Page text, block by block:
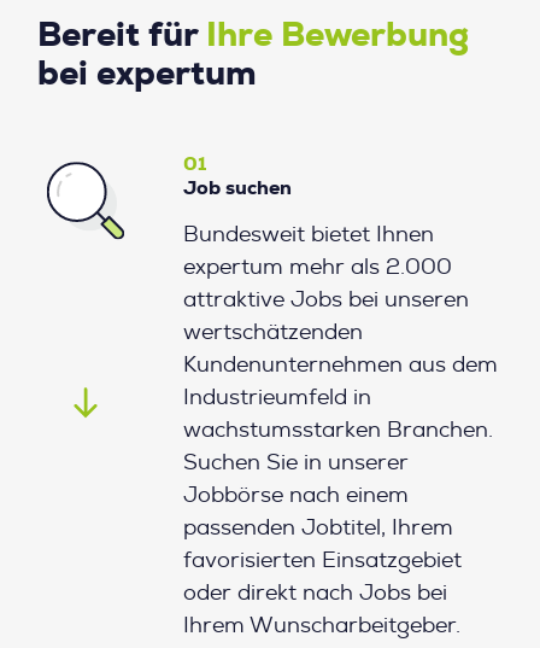
Bereit für
Ihre Bewerbung
bei expertum
01
Job suchen
Bundesweit bietet Ihnen
expertum mehr als 2.000
attraktive Jobs bei unseren
wertschätzenden
Kundenunternehmen aus dem
Industrieumfeld in
wachstumsstarken Branchen.
Suchen Sie in unserer
Jobbörse nach einem
passenden Jobtitel, Ihrem
favorisierten Einsatzgebiet
oder direkt nach Jobs bei
Ihrem Wunscharbeitgeber.